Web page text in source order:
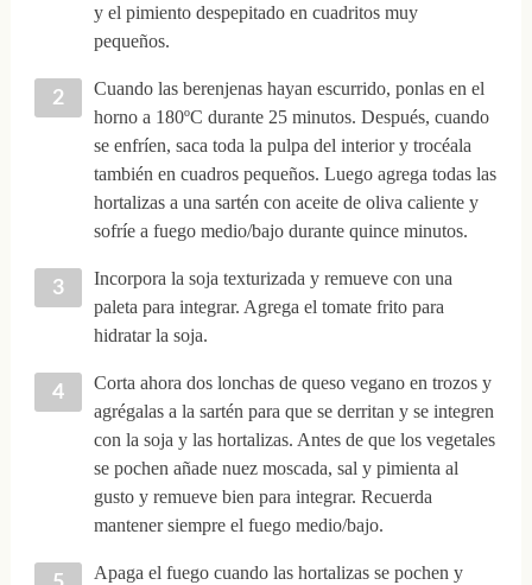
y el pimiento despepitado en cuadritos muy
pequeños.
Cuando las berenjenas hayan escurrido, ponlas en el
horno a 180ºC durante 25 minutos. Después, cuando
se enfríen, saca toda la pulpa del interior y trocéala
también en cuadros pequeños. Luego agrega todas las
hortalizas a una sartén con aceite de oliva caliente y
sofríe a fuego medio/bajo durante quince minutos.
Incorpora la soja texturizada y remueve con una
paleta para integrar. Agrega el tomate frito para
hidratar la soja.
Corta ahora dos lonchas de queso vegano en trozos y
agrégalas a la sartén para que se derritan y se integren
con la soja y las hortalizas. Antes de que los vegetales
se pochen añade nuez moscada, sal y pimienta al
gusto y remueve bien para integrar. Recuerda
mantener siempre el fuego medio/bajo.
Apaga el fuego cuando las hortalizas se pochen y